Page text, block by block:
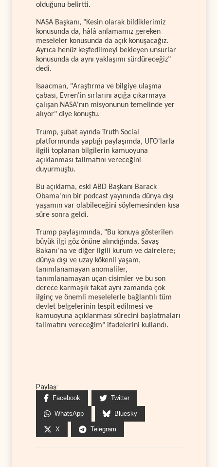
olduğunu belirtti.
NASA Başkanı, "Kesin olarak bildiklerimiz
konusunda da, hâlâ anlamamız gereken
meseleler konusunda da açık konuşacağız.
Ayrıca henüz keşfedilmeyi bekleyen unsurlar
konusunda da aynı yaklaşımı sürdüreceğiz"
dedi.
Isaacman, "Araştırma ve bilgiye ulaşma
çabası, Evren'in sırlarını açığa çıkarmaya
çalışan NASA'nın misyonunun temelinde yer
alıyor" diye konuştu.
Trump, şubat ayında Truth Social
platformunda yaptığı paylaşımda, UFO'larla
ilgili toplanan bilgilerin kamuoyuna
açıklanması talimatını vereceğini
duyurmuştu.
Bu açıklama, eski ABD Başkanı Barack
Obama'nın bir podcast yayınında dünya dışı
yaşamın var olabileceğini söylemesinden kısa
süre sonra geldi.
Trump paylaşımında, "Bu konuya gösterilen
büyük ilgi göz önüne alındığında, Savaş
Bakanı'na ve diğer ilgili kurum ve dairelere;
dünya dışı ve uzay kökenli yaşam,
tanımlanamayan anomaliler,
tanımlanamayan uçan cisimler ve bu son
derece karmaşık fakat aynı zamanda çok
ilginç ve önemli meselelerle bağlantılı tüm
devlet belgelerinin tespit edilmesi ve
kamuoyuna açıklanması sürecini başlatmaları
talimatını vereceğim" ifadelerini kullandı.
Paylaş:
Facebook Twitter
WhatsApp Bluesky
X Telegram